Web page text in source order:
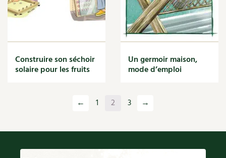
Construire son séchoir
solaire pour les fruits
Un germoir maison,
mode d’emploi
← 1 2 3 →